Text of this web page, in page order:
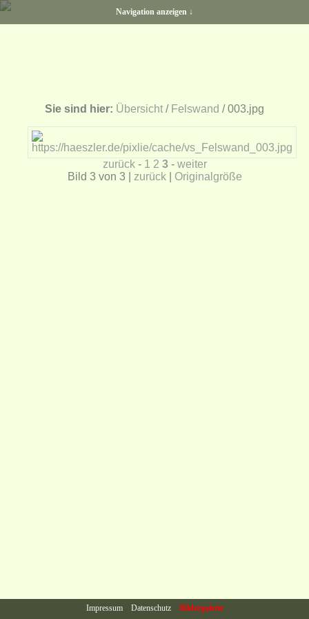
Navigation anzeigen ↓
Sie sind hier: Übersicht / Felswand / 003.jpg
zurück- 1 2 3- weiter
Bild 3 von 3 | zurück| Originalgröße
Impressum Datenschutz Bildergalerie